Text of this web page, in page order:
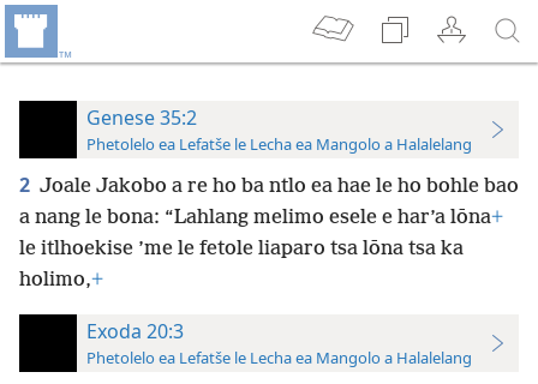
Genese 35:2
Phetolelo ea Lefatše le Lecha ea Mangolo a Halalelang
2 Joale Jakobo a re ho ba ntlo ea hae le ho bohle bao
a nang le bona: “Lahlang melimo esele e har’a lōna+
le itlhoekise ’me le fetole liaparo tsa lōna tsa ka
holimo,+
Exoda 20:3
Phetolelo ea Lefatše le Lecha ea Mangolo a Halalelang